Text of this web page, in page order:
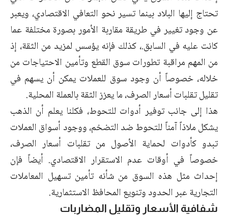
تحتاج إليها البلاد بينما تسير نحو التعافي الاقتصادي، ويعبر
عن وجود تغيير في طريقة مقاربة الأمور بصورة مختلفة عما
كانت عليه في السابق.، كذلك فإنه يؤسس لمزيد من الثقة، إذ
من المهم مراقبة تطورات سوق القطع وتأمين الاحتياجات من
خلاله، خصوصاً أن وجود سوق للعملات يمكن أن يسهم في
تقليل تقلبات أسعار الصرف، ما يعزز الثقة بالعملة المحلية.
هذا إلى جانب توفير أدوات للتحوط، فكلنا يعلم أن الذهب
يشكل ملاذاً آمناً للتحوط ضد التضخم، ووجود أسواق العملات
تبدو كأدوات لحماية الأصول من تقلبات أسعار الصرف،
خصوصاً في أوقات عدم الاستقرار الاقتصادي. أيضاً فإن
إحداث مثل هذه السوق من شأنه تأمين تسهيل المعاملات
التجارية عبر الحدود وتنويع المحافظ الاستثمارية.
شفافية الأسعار وتقليل المضاربات